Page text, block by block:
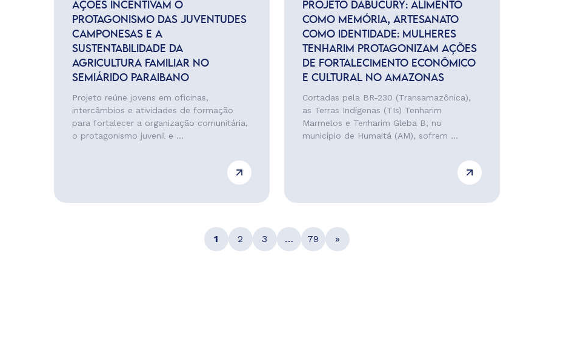
AÇÕES INCENTIVAM O
PROTAGONISMO DAS JUVENTUDES
CAMPONESAS E A
SUSTENTABILIDADE DA
AGRICULTURA FAMILIAR NO
SEMIÁRIDO PARAIBANO
Projeto reúne jovens em oficinas,
intercâmbios e atividades de formação
para fortalecer a organização comunitária,
o protagonismo juvenil e ...
PROJETO DABUCURY: ALIMENTO
COMO MEMÓRIA, ARTESANATO
COMO IDENTIDADE: MULHERES
TENHARIM PROTAGONIZAM AÇÕES
DE FORTALECIMENTO ECONÔMICO
E CULTURAL NO AMAZONAS
Cortadas pela BR-230 (Transamazônica),
as Terras Indígenas (TIs) Tenharim
Marmelos e Tenharim Gleba B, no
município de Humaitá (AM), sofrem ...
1 2 3 … 79 »